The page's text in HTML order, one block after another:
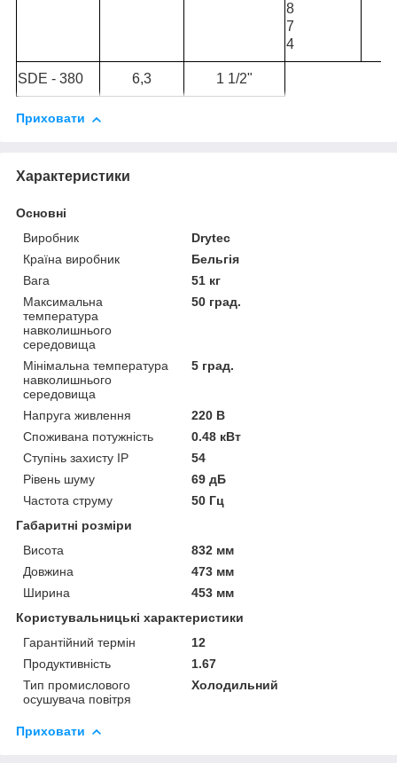
8
7
4
SDE - 380 6,3 1 1/2"
Приховати
Характеристики
Основні
Виробник
Drytec
Країна виробник
Бельгія
Вага
51 кг
Максимальна
температура
навколишнього
середовища
50 град.
Мінімальна температура
навколишнього
середовища
5 град.
Напруга живлення
220 В
Споживана потужність
0.48 кВт
Ступінь захисту IP
54
Рівень шуму
69 дБ
Частота струму
50 Гц
Габаритні розміри
Висота
832 мм
Довжина
473 мм
Ширина
453 мм
Користувальницькі характеристики
Гарантійний термін
12
Продуктивність
1.67
Тип промислового
осушувача повітря
Холодильний
Приховати